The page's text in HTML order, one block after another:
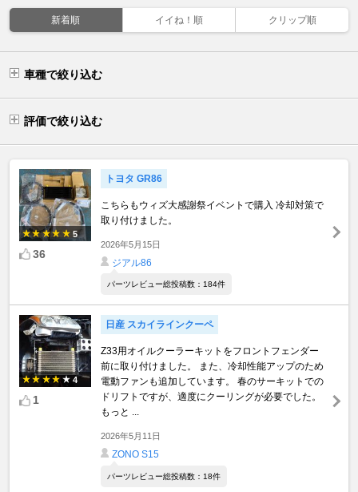
新着順 イイね！順 クリップ順
車種で絞り込む
評価で絞り込む
5
36
トヨタ GR86
こちらもウィズ大感謝祭イベントで購入 冷却対策で
取り付けました。
2026年5月15日
ジアル86
パーツレビュー総投稿数：184件
4
1
日産 スカイラインクーペ
Z33用オイルクーラーキットをフロントフェンダー
前に取り付けました。 また、冷却性能アップのため
電動ファンも追加しています。 春のサーキットでの
ドリフトですが、適度にクーリングが必要でした。
もっと ...
2026年5月11日
ZONO S15
パーツレビュー総投稿数：18件